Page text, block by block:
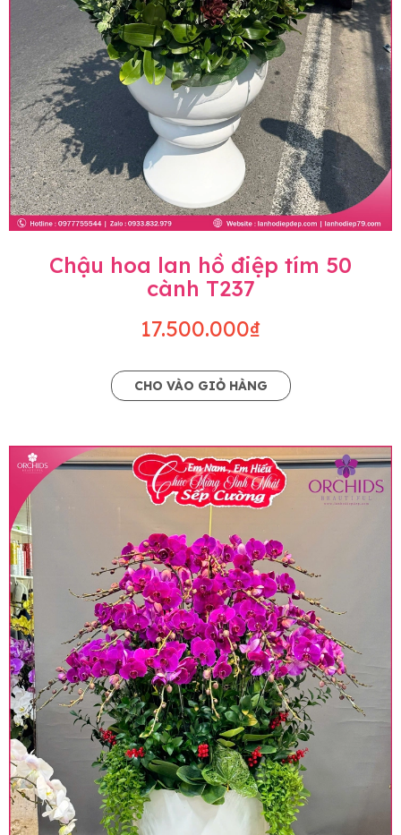
Chậu hoa lan hồ điệp tím 50
cành T237
17.500.000₫
CHO VÀO GIỎ HÀNG